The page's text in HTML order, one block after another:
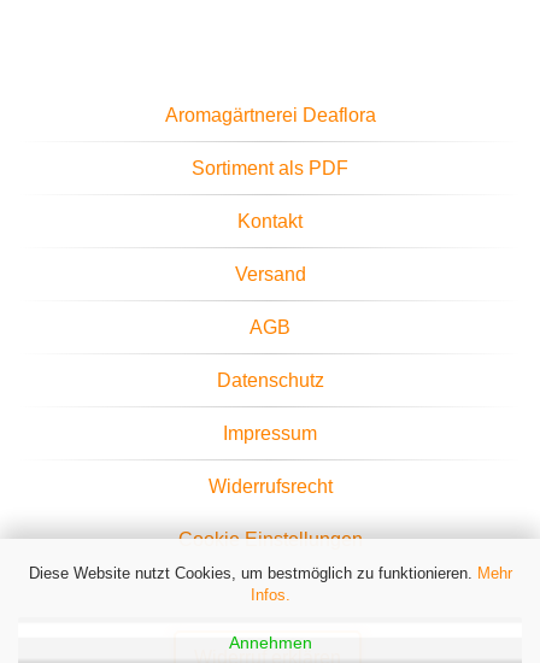
Diese Website nutzt Cookies, um bestmöglich zu funktionieren. Mehr
Infos.
Annehmen
Aromagärtnerei Deaflora
Sortiment als PDF
Kontakt
Versand
AGB
Datenschutz
Impressum
Widerrufsrecht
Cookie Einstellungen
Widerruf erklären